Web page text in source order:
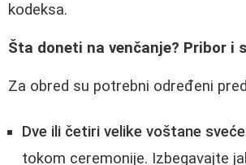
kodeksa.
Šta doneti na venčanje? Pribor i
Za obred su potrebni određeni
Dve ili četiri velike voštane sveće
tokom ceremonije. Izbegavajte